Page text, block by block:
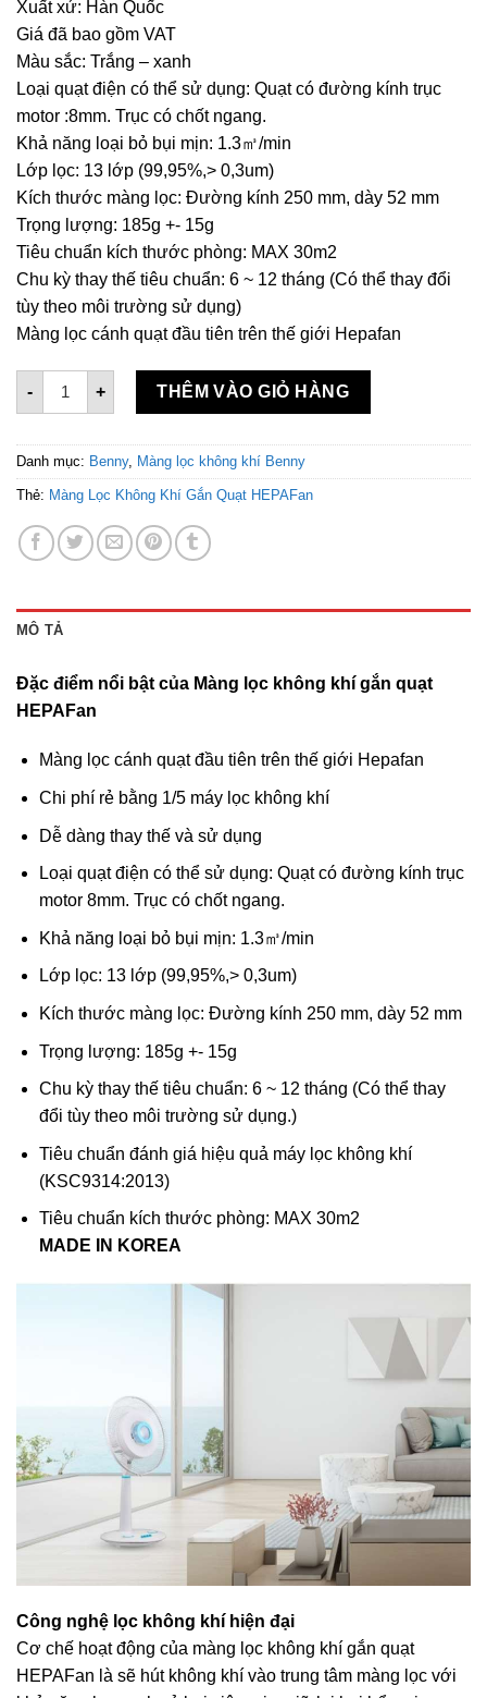
Xuất xứ: Hàn Quốc
Giá đã bao gồm VAT
Màu sắc: Trắng – xanh
Loại quạt điện có thể sử dụng: Quạt có đường kính trục
motor :8mm. Trục có chốt ngang.
Khả năng loại bỏ bụi mịn: 1.3㎥/min
Lớp lọc: 13 lớp (99,95%,> 0,3um)
Kích thước màng lọc: Đường kính 250 mm, dày 52 mm
Trọng lượng: 185g +- 15g
Tiêu chuẩn kích thước phòng: MAX 30m2
Chu kỳ thay thế tiêu chuẩn: 6 ~ 12 tháng (Có thể thay đổi
tùy theo môi trường sử dụng)
Màng lọc cánh quạt đầu tiên trên thế giới Hepafan
-
Màng Lọc Không Khí Gắn Quạt HEPAFan, Loại Bỏ Bụi Mịn
+ THÊM VÀO GIỎ HÀNG
Danh mục: Benny, Màng lọc không khí Benny
Thẻ: Màng Lọc Không Khí Gắn Quạt HEPAFan
MÔ TẢ
Đặc điểm nổi bật của Màng lọc không khí gắn quạt
HEPAFan
Màng lọc cánh quạt đầu tiên trên thế giới Hepafan
Chi phí rẻ bằng 1/5 máy lọc không khí
Dễ dàng thay thế và sử dụng
Loại quạt điện có thể sử dụng: Quạt có đường kính trục
motor 8mm. Trục có chốt ngang.
Khả năng loại bỏ bụi mịn: 1.3㎥/min
Lớp lọc: 13 lớp (99,95%,> 0,3um)
Kích thước màng lọc: Đường kính 250 mm, dày 52 mm
Trọng lượng: 185g +- 15g
Chu kỳ thay thế tiêu chuẩn: 6 ~ 12 tháng (Có thể thay
đổi tùy theo môi trường sử dụng.)
Tiêu chuẩn đánh giá hiệu quả máy lọc không khí
(KSC9314:2013)
Tiêu chuẩn kích thước phòng: MAX 30m2
MADE IN KOREA
Công nghệ lọc không khí hiện đại
Cơ chế hoạt động của màng lọc không khí gắn quạt
HEPAFan là sẽ hút không khí vào trung tâm màng lọc với